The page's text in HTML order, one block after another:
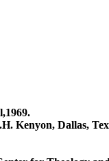
Kenyon, Dallas,